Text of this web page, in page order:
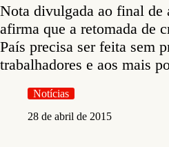
Nota divulgada ao final de
afirma que a retomada de
País precisa ser feita sem
trabalhadores e aos mais
Notícias
28 de abril de 2015